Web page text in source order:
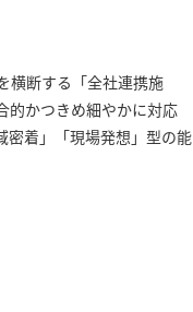
横断する「全社連携施
的かつきめ細やかに対応
着」「現場発想」型の能